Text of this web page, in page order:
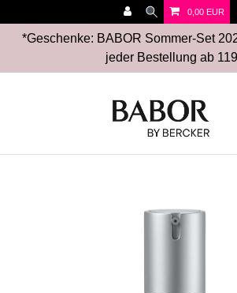
0,00 EUR
*Geschenke: BABOR Sommer-Set
jeder Bestellung ab